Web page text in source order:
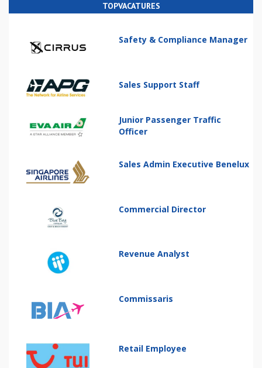
TOPVACATURES
Safety & Compliance Manager
Sales Support Staff
Junior Passenger Traffic
Officer
Sales Admin Executive Benelux
Commercial Director
Revenue Analyst
Commissaris
Retail Employee